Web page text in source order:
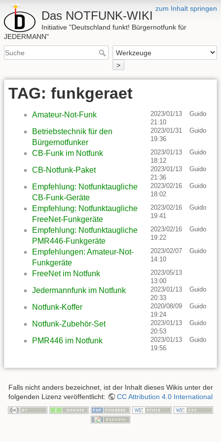
zum Inhalt springen
Das NOTFUNK-WIKI
Initiative "Deutschland funkt! Bürgernotfunk für
JEDERMANN"
>
TAG: funkgeraet
Amateur-Not-Funk
2023/01/13
21:10
Guido
Betriebstechnik für den
Bürgernotfunker
2023/01/31
19:36
Guido
CB-Funk im Notfunk
2023/01/13
18:12
Guido
CB-Notfunk-Paket
2023/01/13
21:36
Guido
Empfehlung: Notfunktaugliche
CB-Funk-Geräte
2023/02/16
18:02
Guido
Empfehlung: Notfunktaugliche
FreeNet-Funkgeräte
2023/02/16
19:41
Guido
Empfehlung: Notfunktaugliche
PMR446-Funkgeräte
2023/02/16
19:22
Guido
Empfehlungen: Amateur-Not-
Funkgeräte
2023/02/07
14:10
Guido
FreeNet im Notfunk
2023/05/13
13:00
Jedermannfunk im Notfunk
2023/01/13
20:33
Guido
Notfunk-Koffer
2020/08/09
19:24
Guido
Notfunk-Zubehör-Set
2023/01/13
20:53
Guido
PMR446 im Notfunk
2023/01/13
19:56
Guido
Falls nicht anders bezeichnet, ist der Inhalt dieses Wikis unter der
folgenden Lizenz veröffentlicht:
CC Attribution 4.0 International